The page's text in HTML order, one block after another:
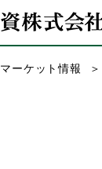
マーケット情報